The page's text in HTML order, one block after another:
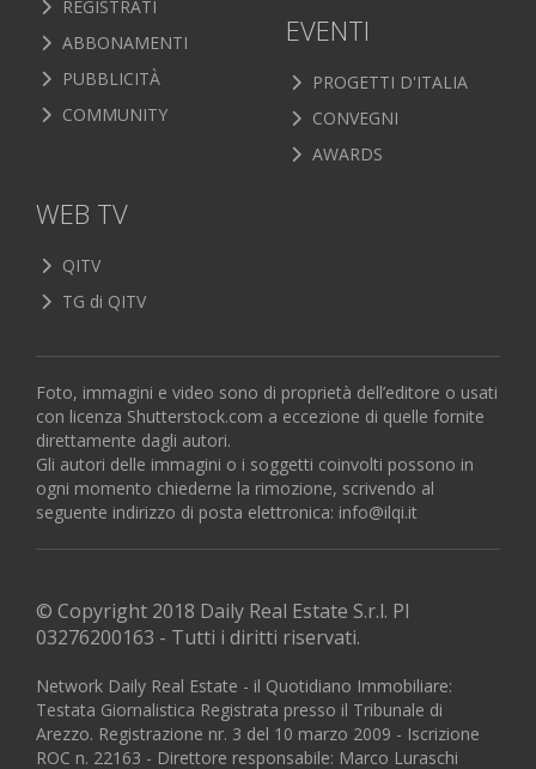
REGISTRATI
ABBONAMENTI
PUBBLICITÀ
COMMUNITY
EVENTI
PROGETTI D'ITALIA
CONVEGNI
AWARDS
WEB TV
QITV
TG di QITV
Foto, immagini e video sono di proprietà dell’editore o usati
con licenza Shutterstock.com a eccezione di quelle fornite
direttamente dagli autori.
Gli autori delle immagini o i soggetti coinvolti possono in
ogni momento chiederne la rimozione, scrivendo al
seguente indirizzo di posta elettronica: info@ilqi.it
© Copyright 2018 Daily Real Estate S.r.l. PI
03276200163 - Tutti i diritti riservati.
Network Daily Real Estate - il Quotidiano Immobiliare:
Testata Giornalistica Registrata presso il Tribunale di
Arezzo. Registrazione nr. 3 del 10 marzo 2009 - Iscrizione
ROC n. 22163 - Direttore responsabile: Marco Luraschi